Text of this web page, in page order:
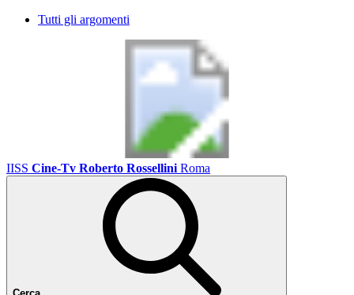
Tutti gli argomenti
IISS Cine-Tv Roberto Rossellini Roma